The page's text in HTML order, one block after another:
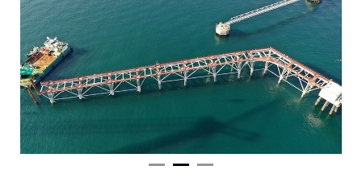
プレスリリース
役員一覧
シンボルマーク「三羽の鶴」
関連書籍
東亜の歩み ～From 1908 to 2008～
IRニュース
シェアードリサーチレポート
IRイベント
IRサポート
海外から探す
年代別
サステナビリティ経営
重要課題とKPI
DX戦略
統合報告書
ESGデータ
環境マネジメント
カーボンニュートラルへの取組み
生物多様性
（自然関連の情報開示）
水資源
人材育成
健康経営
労働安全衛生
品質向上
サプライチェーン・マネジメント
パートナーシップ構築宣言
マルチステークホルダー方針
コンプライアンス
リスクマネジメント
情報セキュリティ
AI活用ポリシー
知的財産基本方針
ESGに関する外部評価
施設・用途から探す
土木技術一覧
所有船舶一覧
海の相談室
冷蔵倉庫の相談室
冷蔵倉庫をつくりたい
お問い合わせ
新卒・第二新卒採用情報
キャリア採用
障がい者採用
カムバック採用
Careers (English)
コーポレートメッセージ